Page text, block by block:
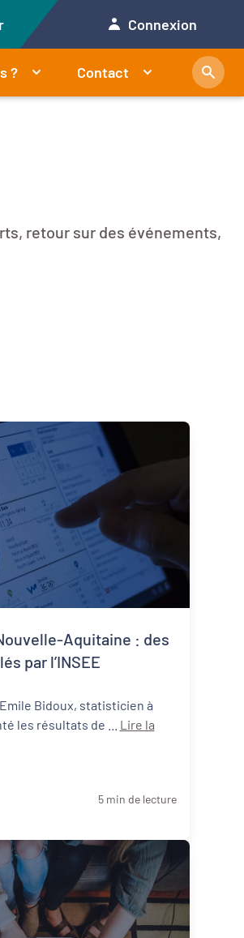
Connexion
? Contact
retour sur des événements,
pour l’emploi
Aquitaine : des
par l’INSEE
Bidoux, statisticien à
Lire la
5 min de lecture